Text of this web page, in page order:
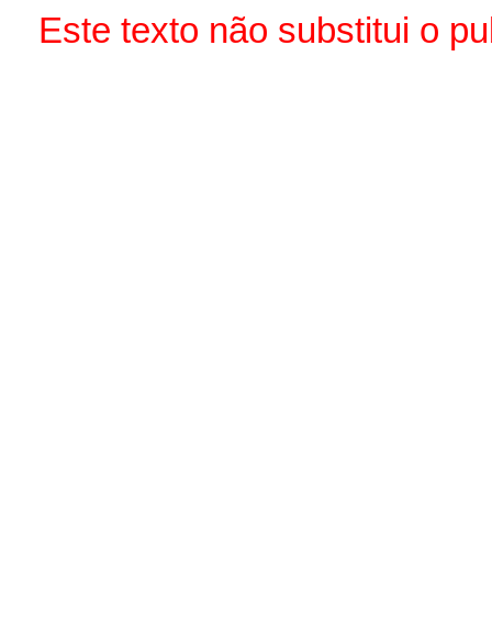
Este texto não substitui o